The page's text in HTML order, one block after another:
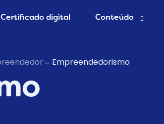
Certificado digital Conteúdo
Blog Contábil
Empreendedorismo